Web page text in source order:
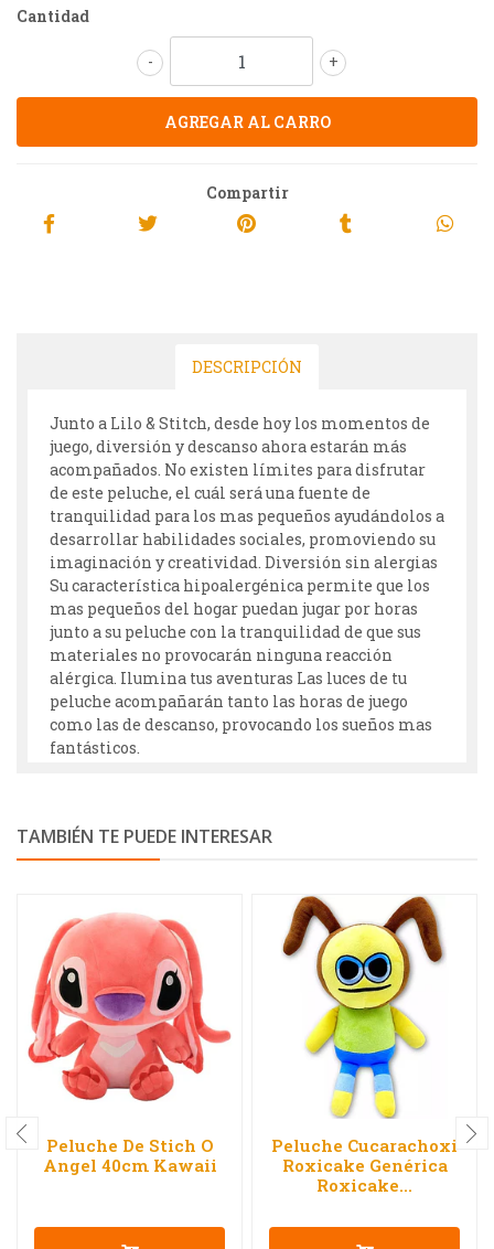
Cantidad
+
-
Compartir
DESCRIPCIÓN
Junto a Lilo & Stitch, desde hoy los momentos de
juego, diversión y descanso ahora estarán más
acompañados. No existen límites para disfrutar
de este peluche, el cuál será una fuente de
tranquilidad para los mas pequeños ayudándolos a
desarrollar habilidades sociales, promoviendo su
imaginación y creatividad. Diversión sin alergias
Su característica hipoalergénica permite que los
mas pequeños del hogar puedan jugar por horas
junto a su peluche con la tranquilidad de que sus
materiales no provocarán ninguna reacción
alérgica. Ilumina tus aventuras Las luces de tu
peluche acompañarán tanto las horas de juego
como las de descanso, provocando los sueños mas
fantásticos.
TAMBIÉN TE PUEDE INTERESAR
Peluche De Stich O
Angel 40cm Kawaii
Peluche Cucarachoxi
Roxicake Genérica
Roxicake...